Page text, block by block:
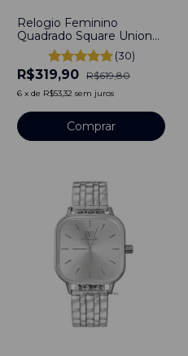
Relogio Feminino
Quadrado Square Union
Gold Aço Inoxidável
banhado a titânio (30)
R$319,90 R$619,80
6 x de R$53,32 sem juros
Comprar